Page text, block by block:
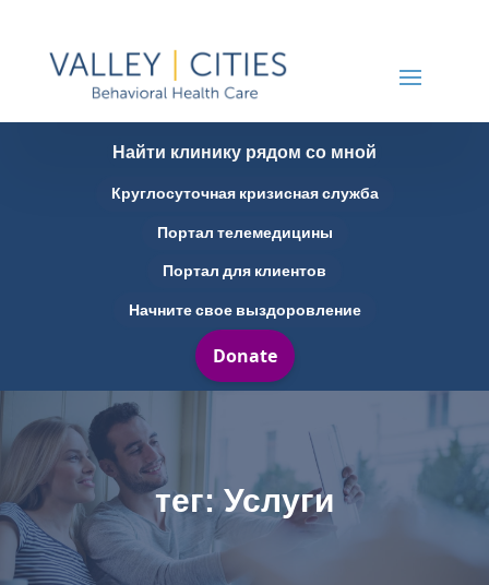
Найти клинику рядом со мной
Круглосуточная кризисная служба
Портал телемедицины
Портал для клиентов
Начните свое выздоровление
тег: Услуги